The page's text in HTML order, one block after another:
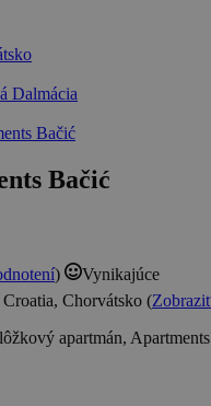
Dalmácia
Bačić
Bačić
)
Vynikajúce
Chorvátsko (